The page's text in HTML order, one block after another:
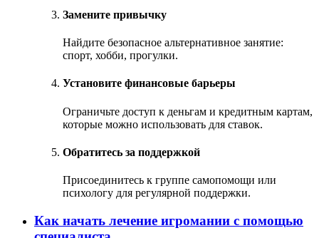
Замените привычку
Найдите безопасное альтернативное занятие:
спорт, хобби, прогулки.
Установите финансовые барьеры
Ограничьте доступ к деньгам и кредитным картам,
которые можно использовать для ставок.
Обратитесь за поддержкой
Присоединитесь к группе самопомощи или
психологу для регулярной поддержки.
Как начать лечение игромании с помощью